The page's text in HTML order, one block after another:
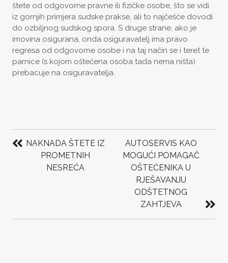
štete od odgovorne pravne ili fizičke osobe, što se vidi
iz gornjih primjera sudske prakse, ali to najčešće dovodi
do ozbiljnog sudskog spora. S druge strane, ako je
imovina osigurana, onda osiguravatelj ima pravo
regresa od odgovorne osobe i na taj način se i teret te
parnice (s kojom oštećena osoba tada nema ništa)
prebacuje na osiguravatelja.
POST
NAVIGATION
NAKNADA ŠTETE IZ
PROMETNIH
NESREĆA
AUTOSERVIS KAO
MOGUĆI POMAGAČ
OŠTEĆENIKA U
RJEŠAVANJU
ODŠTETNOG
ZAHTJEVA